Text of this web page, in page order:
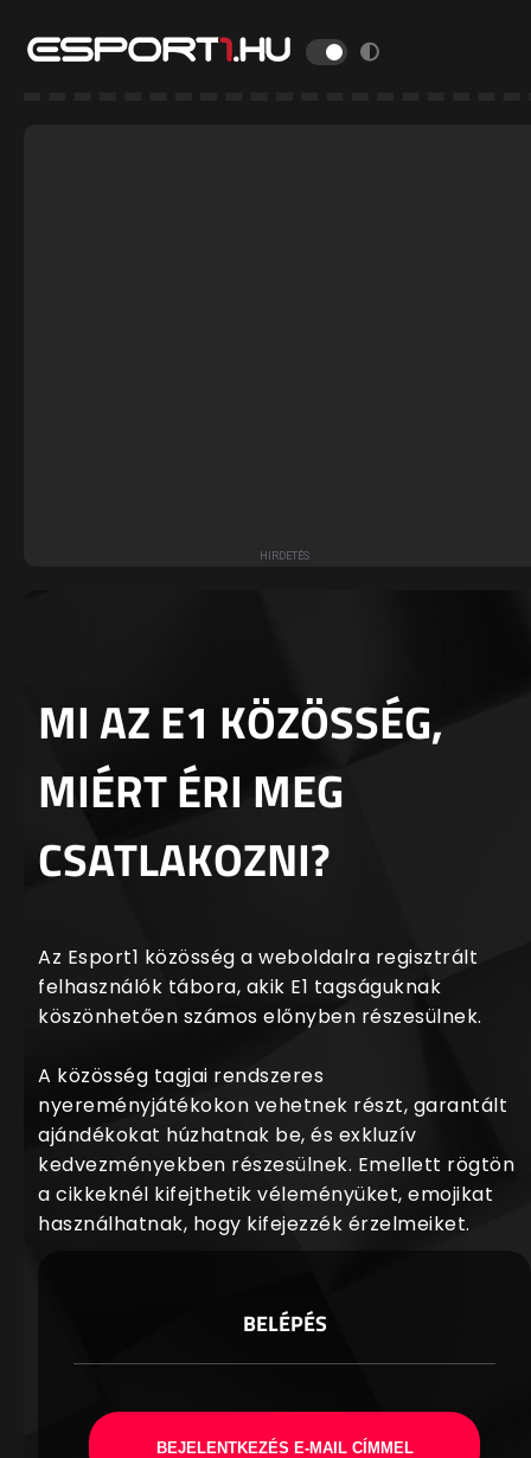
MI AZ E1 KÖZÖSSÉG,
MIÉRT ÉRI MEG
CSATLAKOZNI?
Az Esport1 közösség a weboldalra regisztrált
felhasználók tábora, akik E1 tagságuknak
köszönhetően számos előnyben részesülnek.
A közösség tagjai rendszeres
nyereményjátékokon vehetnek részt, garantált
ajándékokat húzhatnak be, és exkluzív
kedvezményekben részesülnek. Emellett rögtön
a cikkeknél kifejthetik véleményüket, emojikat
használhatnak, hogy kifejezzék érzelmeiket.
BELÉPÉS
BEJELENTKEZÉS E-MAIL CÍMMEL